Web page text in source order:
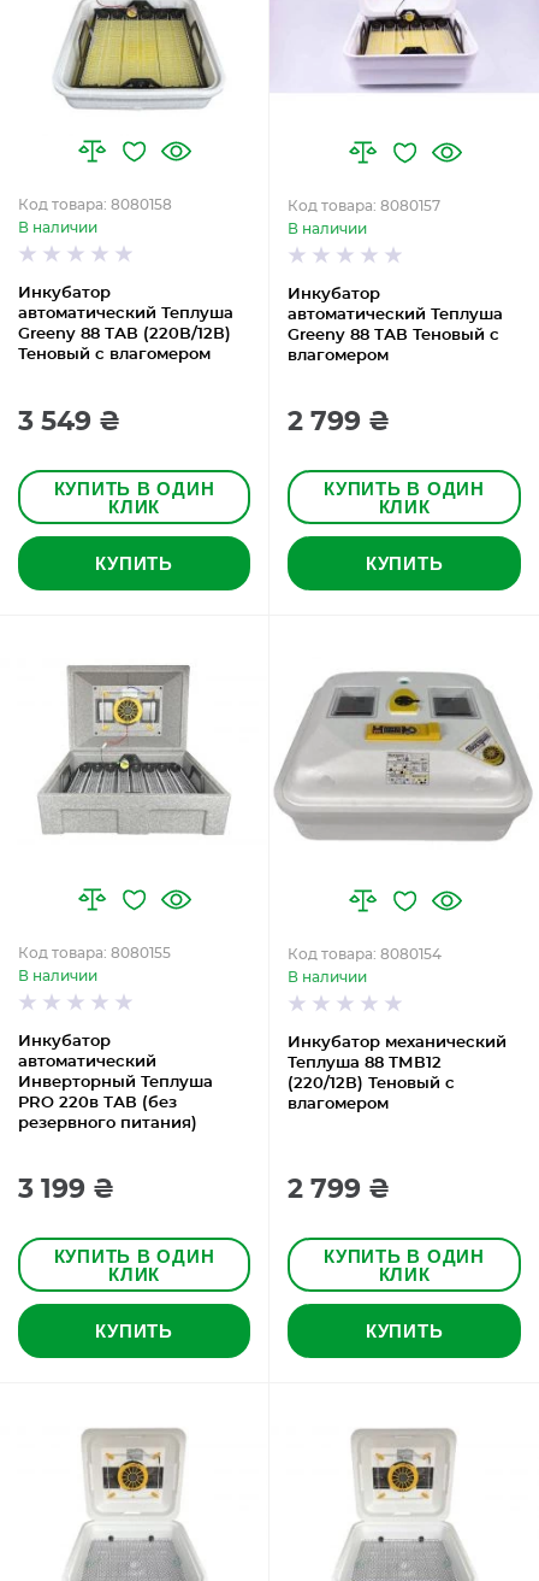
Инкубатор
автоматический Теплуша
Greeny 88 ТАВ (220В/12В)
Теновый с влагомером
Код товара: 8080158
В наличии
3 549 ₴
КУПИТЬ В ОДИН
КЛИК
КУПИТЬ
Инкубатор
автоматический Теплуша
Greeny 88 ТАВ Теновый с
влагомером
Код товара: 8080157
В наличии
2 799 ₴
КУПИТЬ В ОДИН
КЛИК
КУПИТЬ
Инкубатор
автоматический
Инверторный Теплуша
PRO 220в ТАВ (без
резервного питания)
Код товара: 8080155
В наличии
3 199 ₴
КУПИТЬ В ОДИН
КЛИК
КУПИТЬ
Инкубатор механический
Теплуша 88 ТМВ12
(220/12В) Теновый с
влагомером
Код товара: 8080154
В наличии
2 799 ₴
КУПИТЬ В ОДИН
КЛИК
КУПИТЬ